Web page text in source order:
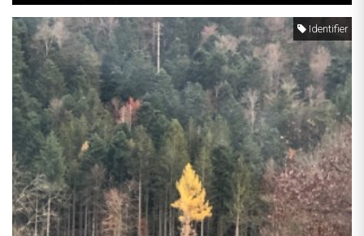
Identifier